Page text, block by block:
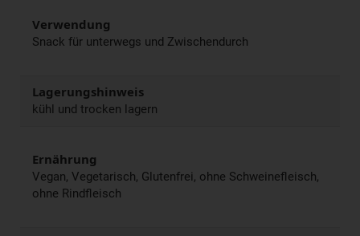
Verwendung
Snack für unterwegs und Zwischendurch
Lagerungshinweis
kühl und trocken lagern
Ernährung
Vegan, Vegetarisch, Glutenfrei, ohne Schweinefleisch,
ohne Rindfleisch